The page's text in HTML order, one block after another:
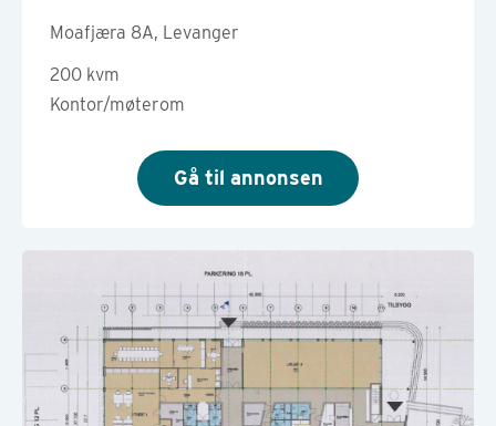
Moafjæra 8A, Levanger
200 kvm
Kontor/møterom
Gå til annonsen